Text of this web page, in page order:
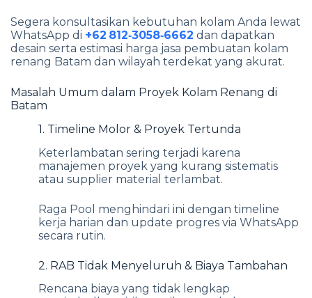
Segera konsultasikan kebutuhan kolam Anda lewat
WhatsApp di +62 812‑3058‑6662 dan dapatkan
desain serta estimasi harga jasa pembuatan kolam
renang Batam dan wilayah terdekat yang akurat.
Masalah Umum dalam Proyek Kolam Renang di
Batam
1. Timeline Molor & Proyek Tertunda
Keterlambatan sering terjadi karena
manajemen proyek yang kurang sistematis
atau supplier material terlambat.
Raga Pool menghindari ini dengan timeline
kerja harian dan update progres via WhatsApp
secara rutin.
2. RAB Tidak Menyeluruh & Biaya Tambahan
Rencana biaya yang tidak lengkap